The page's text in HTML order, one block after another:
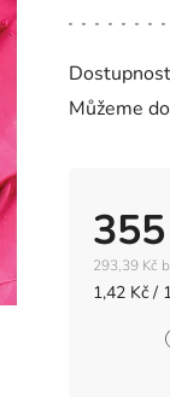
Dostupnost
Můžeme
293,39 Kč
Měrná
1,42 Kč /